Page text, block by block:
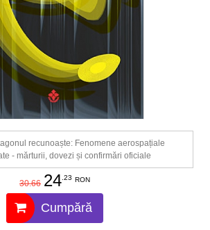
recunoaște: Fenomene aerospațiale
- mărturii, dovezi și confirmări oficiale
30.66 24.23 RON
Cumpără